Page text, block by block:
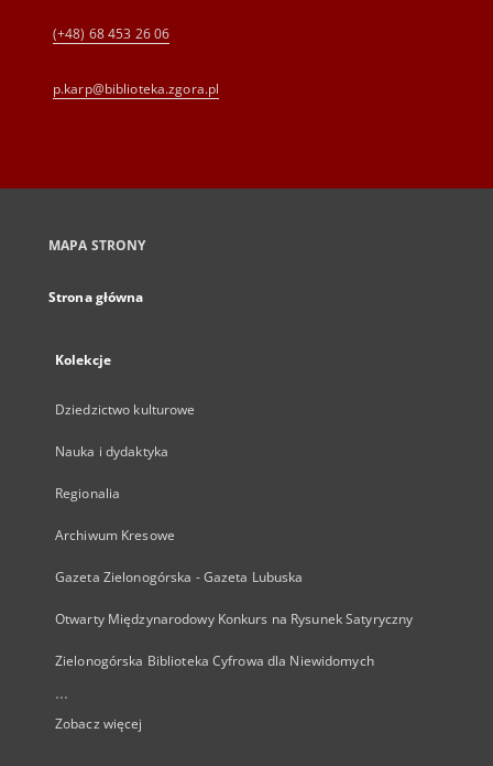
(+48) 68 453 26 06
p.karp@biblioteka.zgora.pl
MAPA STRONY
Strona główna
Kolekcje
Dziedzictwo kulturowe
Nauka i dydaktyka
Regionalia
Archiwum Kresowe
Gazeta Zielonogórska - Gazeta Lubuska
Otwarty Międzynarodowy Konkurs na Rysunek Satyryczny
Zielonogórska Biblioteka Cyfrowa dla Niewidomych
...
Zobacz więcej